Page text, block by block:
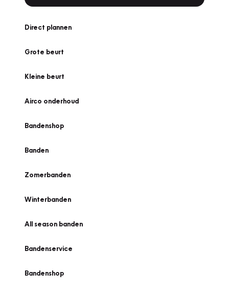
Direct plannen
Grote beurt
Kleine beurt
Airco onderhoud
Bandenshop
Banden
Zomerbanden
Winterbanden
All season banden
Bandenservice
Bandenshop